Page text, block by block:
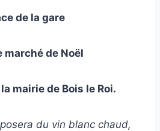
de la gare
marché de Noël
mairie de Bois le Roi.
du vin blanc chaud,